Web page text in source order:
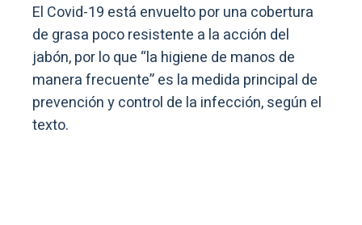
El Covid-19 está envuelto por una cobertura
de grasa poco resistente a la acción del
jabón, por lo que “la higiene de manos de
manera frecuente” es la medida principal de
prevención y control de la infección, según el
texto.